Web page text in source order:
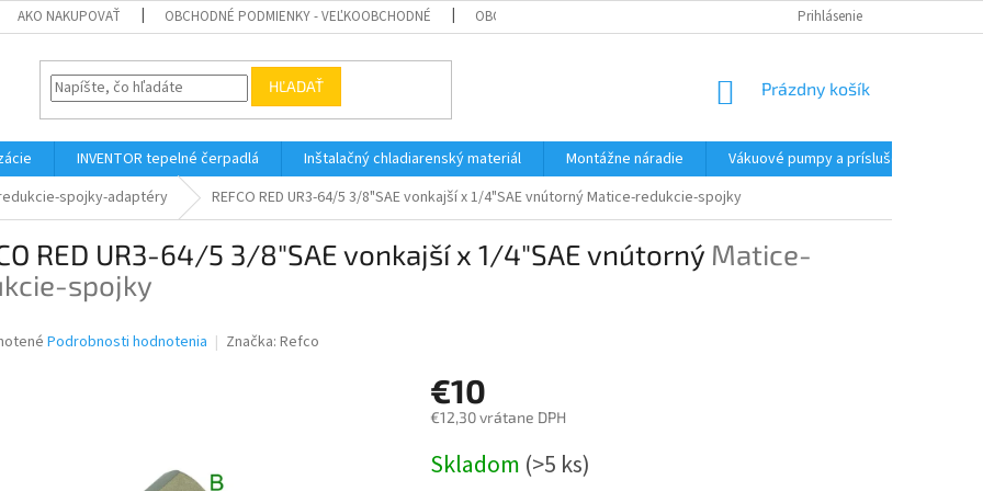
AKO NAKUPOVAŤ OBCHODNÉ PODMIENKY - VEĽKOOBCHODNÉ OBCHODNÉ PODMIENKY - MALOOBCHODNÉ PODMIENKY OCHRANY
Prihlásenie
HĽADAŤ
NÁKUPNÝ
Prázdny košík
INVENTOR tepelné čerpadlá Inštalačný chladiarenský materiál Montážne náradie Vákuové pumpy a príslušenstvo
spojky-adaptéry REFCO RED UR3-64/5 3/8"SAE vonkajší x 1/4"SAE vnútornýMatice-redukcie-spojky
RED UR3-64/5 3/8"SAE vonkajší x 1/4"SAE vnútorný Matice-
spojky
Podrobnosti hodnotenia Značka: Refco
€10
€12,30 vrátane DPH
cena:
Skladom (>5 ks)